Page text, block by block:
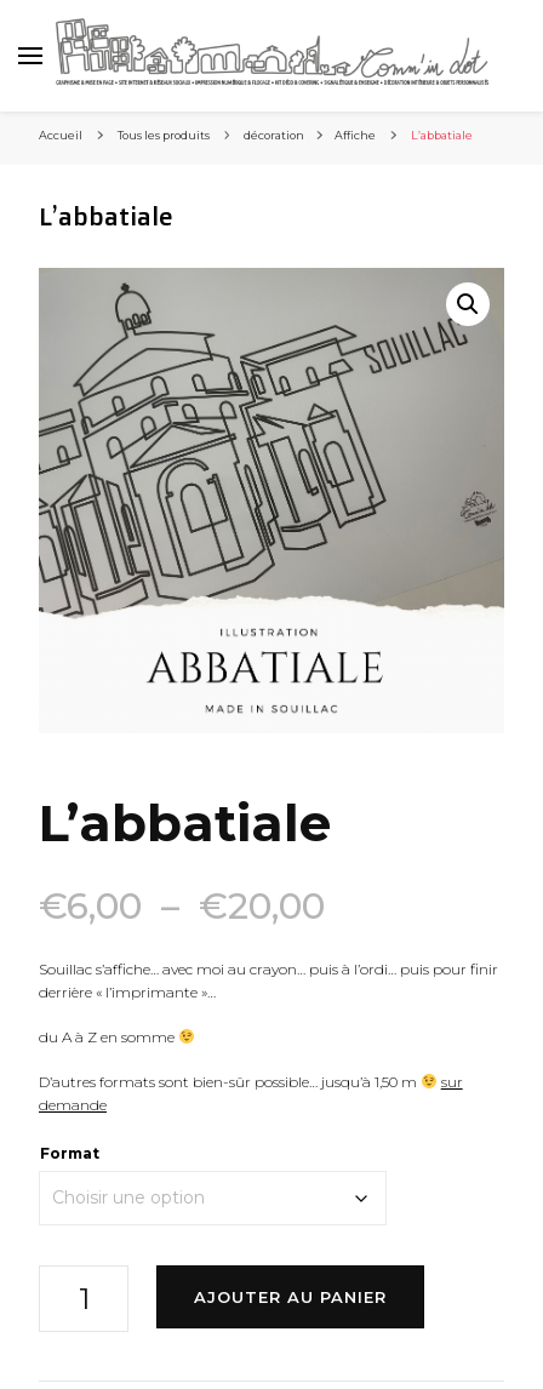
Accueil Tous les produits décoration Affiche L’abbatiale
L’abbatiale
L’abbatiale
€6,00 – €20,00
de
€6,00
Souillac s’affiche… avec moi au crayon… puis à l’ordi… puis pour finir
derrière « l’imprimante »…
du A à Z en somme
D’autres formats sont bien-sûr possible… jusqu’à 1,50 m
sur
demande
Format
AJOUTER AU PANIER